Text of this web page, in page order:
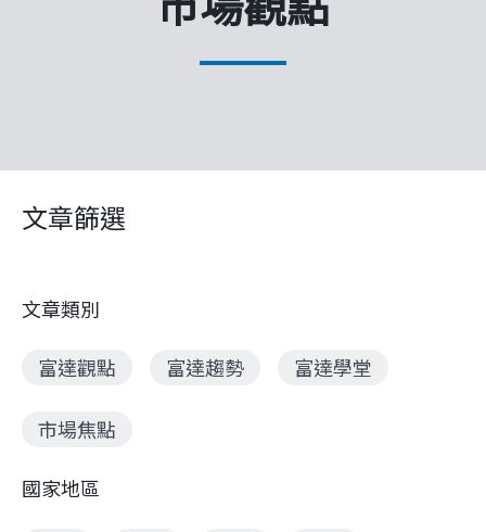
文章篩選
文章類別
富達觀點 富達趨勢 富達學堂
市場焦點
國家地區